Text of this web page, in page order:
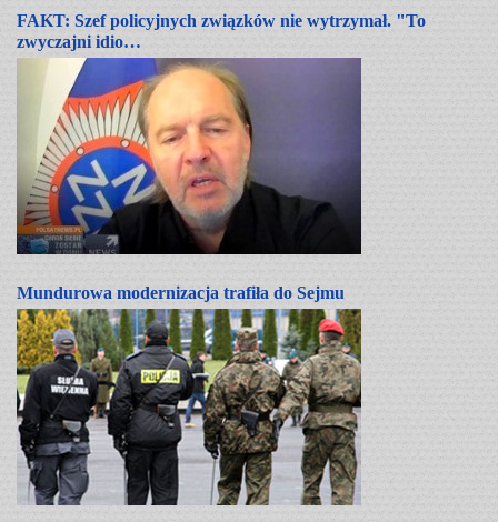
FAKT: Szef policyjnych związków nie wytrzymał. "To
zwyczajni idio…
Mundurowa modernizacja trafiła do Sejmu